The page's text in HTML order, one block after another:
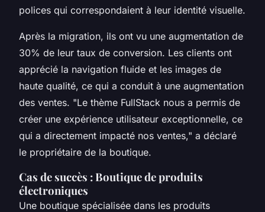
polices qui correspondaient à leur identité visuelle.
Après la migration, ils ont vu une augmentation de
30% de leur taux de conversion. Les clients ont
apprécié la navigation fluide et les images de
haute qualité, ce qui a conduit à une augmentation
des ventes. "Le thème FullStack nous a permis de
créer une expérience utilisateur exceptionnelle, ce
qui a directement impacté nos ventes," a déclaré
le propriétaire de la boutique.
Cas de succès : Boutique de produits
électroniques
Une boutique spécialisée dans les produits